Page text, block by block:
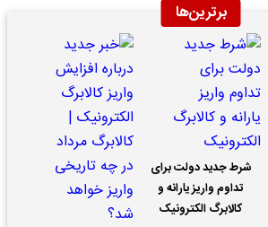
برترین‌ها
شرط جدید دولت برای
تداوم واریز یارانه و
کالابرگ الکترونیک